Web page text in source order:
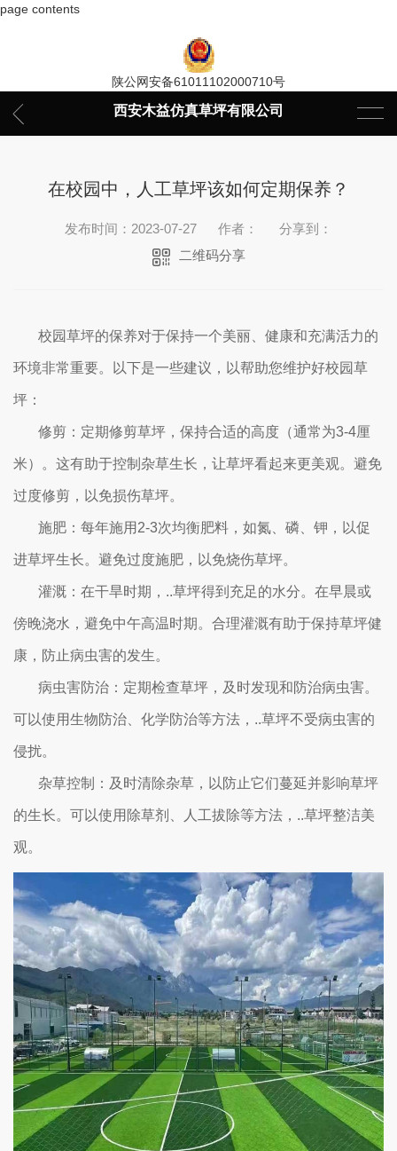
page contents
陕公网安备61011102000710号
西安木益仿真草坪有限公司
在校园中，人工草坪该如何定期保养？
发布时间：2023-07-27 作者：
分享到：
二维码分享
校园草坪的保养对于保持一个美丽、健康和充满活力的
环境非常重要。以下是一些建议，以帮助您维护好校园草
坪：
修剪：定期修剪草坪，保持合适的高度（通常为3-4厘
米）。这有助于控制杂草生长，让草坪看起来更美观。避免
过度修剪，以免损伤草坪。
施肥：每年施用2-3次均衡肥料，如氮、磷、钾，以促
进草坪生长。避免过度施肥，以免烧伤草坪。
灌溉：在干旱时期，..草坪得到充足的水分。在早晨或
傍晚浇水，避免中午高温时期。合理灌溉有助于保持草坪健
康，防止病虫害的发生。
病虫害防治：定期检查草坪，及时发现和防治病虫害。
可以使用生物防治、化学防治等方法，..草坪不受病虫害的
侵扰。
杂草控制：及时清除杂草，以防止它们蔓延并影响草坪
的生长。可以使用除草剂、人工拔除等方法，..草坪整洁美
观。